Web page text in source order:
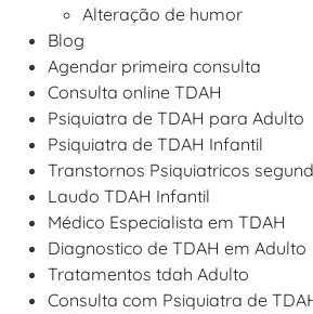
Alteração de humor
Blog
Agendar primeira consulta
Consulta online TDAH
Psiquiatra de TDAH para Adulto
Psiquiatra de TDAH Infantil
Transtornos Psiquiatricos
Laudo TDAH Infantil
Médico Especialista em TDAH
Diagnostico de TDAH em Adulto
Tratamentos tdah Adulto
Consulta com Psiquiatra de